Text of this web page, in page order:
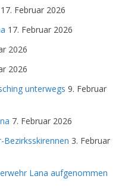
17. Februar 2026
17. Februar 2026
2026
2026
unterwegs 9. Februar
7. Februar 2026
3. Februar
Lana aufgenommen